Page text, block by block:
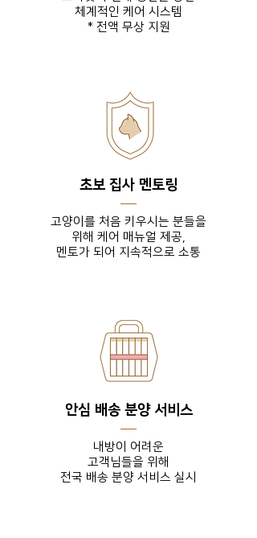
체계적인 케어 시스템
* 전액 무상 지원
초보 집사 멘토링
고양이를 처음 키우시는 분들을
위해 케어 매뉴얼 제공,
​멘토가 되어 지속적으로 소통
안심 배송 분양 서비스
내방이 어려운
고객님들을 위해
전국 배송 분양 서비스 실시